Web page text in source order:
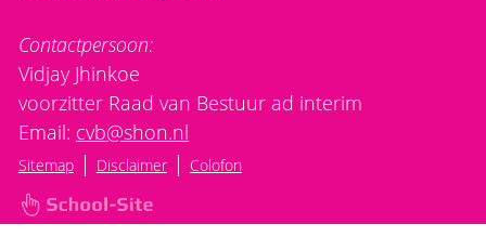
Contactpersoon:
Vidjay Jhinkoe
voorzitter Raad van Bestuur ad interim
Email: cvb@shon.nl
Sitemap| Disclaimer| Colofon